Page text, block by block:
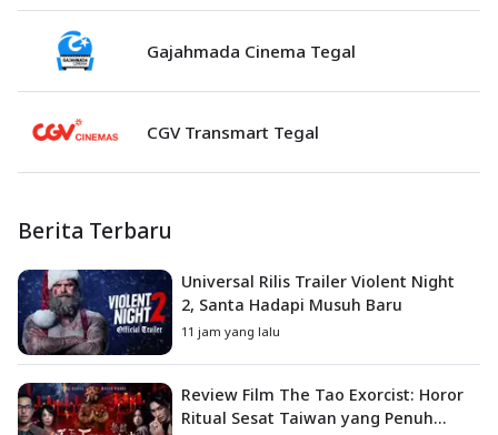
Gajahmada Cinema Tegal
CGV Transmart Tegal
Berita Terbaru
Universal Rilis Trailer Violent Night
2, Santa Hadapi Musuh Baru
11 jam yang lalu
Review Film The Tao Exorcist: Horor
Ritual Sesat Taiwan yang Penuh